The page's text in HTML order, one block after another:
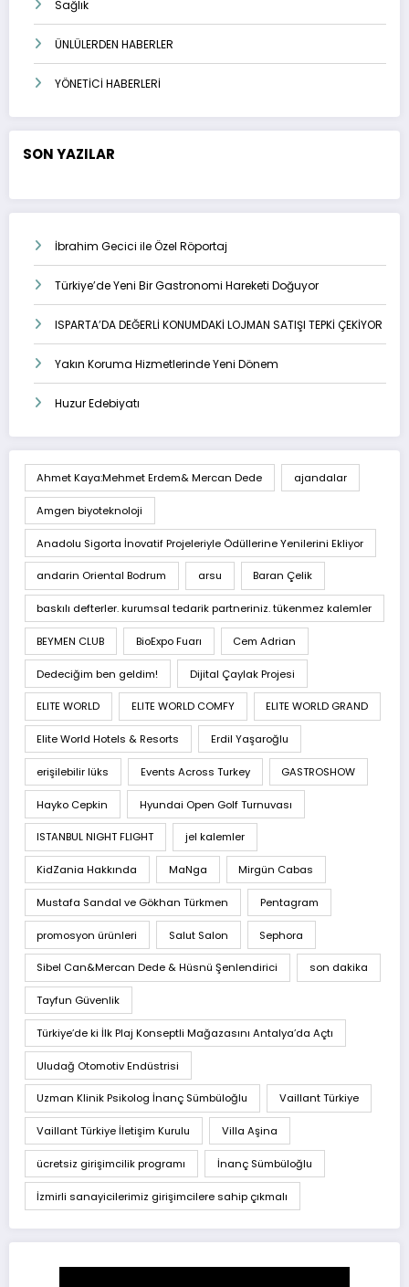
Sağlık
ÜNLÜLERDEN HABERLER
YÖNETİCİ HABERLERİ
SON YAZILAR
İbrahim Gecici ile Özel Röportaj
Türkiye’de Yeni Bir Gastronomi Hareketi Doğuyor
ISPARTA’DA DEĞERLİ KONUMDAKİ LOJMAN SATIŞI TEPKİ ÇEKİYOR
Yakın Koruma Hizmetlerinde Yeni Dönem
Huzur Edebiyatı
Ahmet Kaya:Mehmet Erdem& Mercan Dede ajandalar
Amgen biyoteknoloji
Anadolu Sigorta İnovatif Projeleriyle Ödüllerine Yenilerini Ekliyor
andarin Oriental Bodrum arsu Baran Çelik
baskılı defterler. kurumsal tedarik partneriniz. tükenmez kalemler
BEYMEN CLUB BioExpo Fuarı Cem Adrian
Dedeciğim ben geldim! Dijital Çaylak Projesi
ELITE WORLD ELITE WORLD COMFY ELITE WORLD GRAND
Elite World Hotels & Resorts Erdil Yaşaroğlu
erişilebilir lüks Events Across Turkey GASTROSHOW
Hayko Cepkin Hyundai Open Golf Turnuvası
ISTANBUL NIGHT FLIGHT jel kalemler
KidZania Hakkında MaNga Mirgün Cabas
Mustafa Sandal ve Gökhan Türkmen Pentagram
promosyon ürünleri Salut Salon Sephora
Sibel Can&Mercan Dede & Hüsnü Şenlendirici son dakika
Tayfun Güvenlik
Türkiye’de ki İlk Plaj Konseptli Mağazasını Antalya’da Açtı
Uludağ Otomotiv Endüstrisi
Uzman Klinik Psikolog İnanç Sümbüloğlu Vaillant Türkiye
Vaillant Türkiye İletişim Kurulu Villa Aşina
ücretsiz girişimcilik programı İnanç Sümbüloğlu
İzmirli sanayicilerimiz girişimcilere sahip çıkmalı